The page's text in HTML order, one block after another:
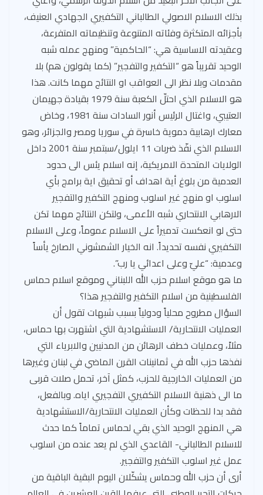
بذلك الاسلام الاصولي الطالباني التكفيري الجهادي العنيف،
بأجزائه المتكثرة وفئاته المتنوعة وتنظيماته المتفرعة،
وعقيدته الاساسية هي: “الحاكمية” ومنهج عمله شبه
الوحيد تقريباً هو “التكفير والتفجير” (كما يقولون هم) بلا
مقدمات وبلا نظر الى العواقب او النتائج مهما كانت. هذا
هو الاسلام الذي احتلّ الكعبة سنة 1979 بقيادة جهيمان
العتيبي، واغتال الرئيس أنور السادات سنة 1981، وخاض
معارك ارهابية دموية خاسرة في سوريا ومصر والجزائر، وهو
الاسلام الذي نفّذ ضربات 11 ايلول/سبتمبر سنة 2001 داخل
الولايات المتحدة الامريكية، إنه اسلام يئس الى حدود
العدمية من بلوغ أية اهداف أو تحقيق اية برامج بأي
اسلوب او منهج غير اسلوب ومنهج التكفير والتفجير
الارهابي الانتحاري شبه الأعمى، ولتكن النتائج مهما تكن
حتى لو انعكست تدميراً على الاسلام عموماً، وعلى الاسلام
التكفيري نفسه تحديداً. انه الخيار الشمشوني الصارخ يأساً
وعدمية: “عليّ وعلى اعدائي يا رب”.
ما هو موقع اسلام حزب الله اللبناني وموقع اسلام حماس
الفلسطينية من اسلام التكفير والتفجير هذا؟
السؤال مطروح محلياً ودولياً بسبب شبهات تقول أن
العمليات الانتحارية/ الاستشهادية التي اشتهرت بها حماس،
مثلاً، وعمليات خطف الرهائن من المدنيين والابرياء التي
نفذها حزب الله في ثمانينات القرن الماضي في لبنان وغيرها
من العمليات الخارجية للحزب، كمثل آخر، تحمل صلات قربى
ما الى ذهنية الاسلام التكفيري التفجيري اياه. وبالفعل،
فقد بدا للحظات وكأن العمليات الانتحارية/الاستشهادية
هي المنهج الوحيد الذي بقي لحماس تماماً كما حدث
للاسلام الطالباني- القاعدي الذي لم يعد عنده من اسلوب
عمل غير اسلوب التكفير والتفجير.
أرى أن حزب الله وحماس يشكّلان اليوم البقية الباقية من